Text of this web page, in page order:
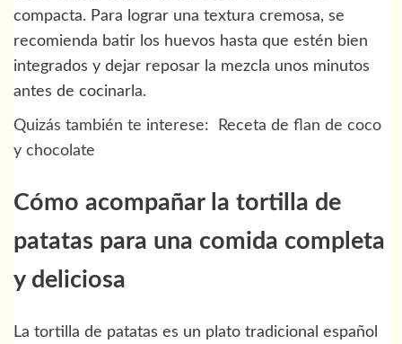
compacta. Para lograr una textura cremosa, se
recomienda batir los huevos hasta que estén bien
integrados y dejar reposar la mezcla unos minutos
antes de cocinarla.
Quizás también te interese:
Receta de flan de coco
y chocolate
Cómo acompañar la tortilla de
patatas para una comida completa
y deliciosa
La tortilla de patatas es un plato tradicional español